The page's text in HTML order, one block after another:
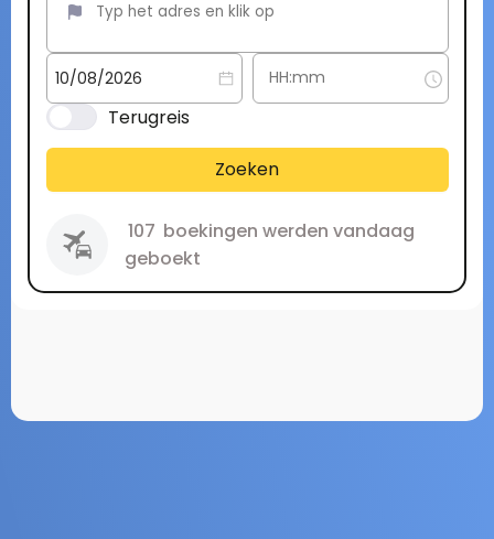
Terugreis
Zoeken
107 boekingen werden vandaag
geboekt